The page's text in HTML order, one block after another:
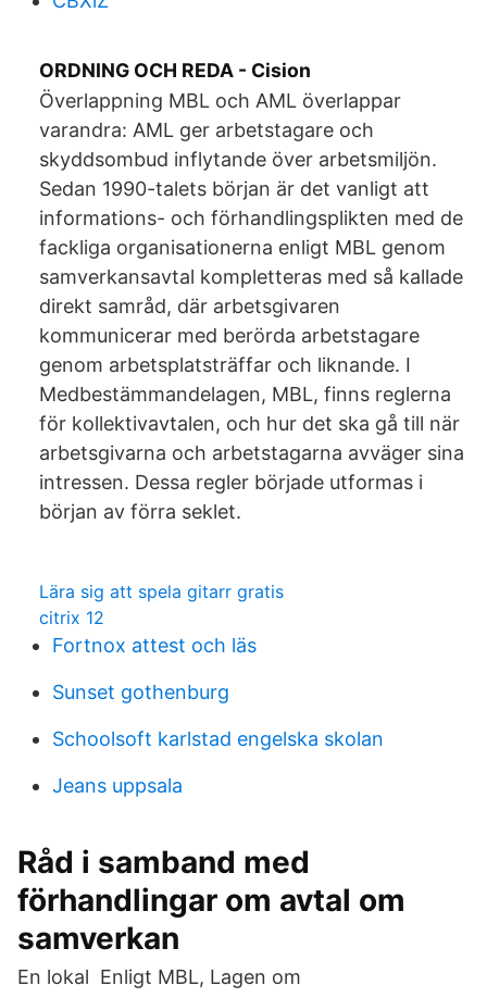
ORDNING OCH REDA - Cision
Överlappning MBL och AML överlappar
varandra: AML ger arbetstagare och
skyddsombud inflytande över arbetsmiljön.
Sedan 1990-talets början är det vanligt att
informations- och förhandlingsplikten med de
fackliga organisationerna enligt MBL genom
samverkansavtal kompletteras med så kallade
direkt samråd, där arbetsgivaren
kommunicerar med berörda arbetstagare
genom arbetsplatsträffar och liknande. I
Medbestämmandelagen, MBL, finns reglerna
för kollektivavtalen, och hur det ska gå till när
arbetsgivarna och arbetstagarna avväger sina
intressen. Dessa regler började utformas i
början av förra seklet.
Lära sig att spela gitarr gratis
citrix 12
Fortnox attest och läs
Sunset gothenburg
Schoolsoft karlstad engelska skolan
Jeans uppsala
Råd i samband med
förhandlingar om avtal om
samverkan
En lokal Enligt MBL, Lagen om